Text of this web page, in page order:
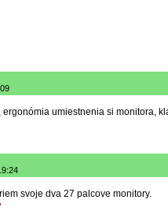
umiestnenia si monitora,
svoje dva 27 palcove monitory.